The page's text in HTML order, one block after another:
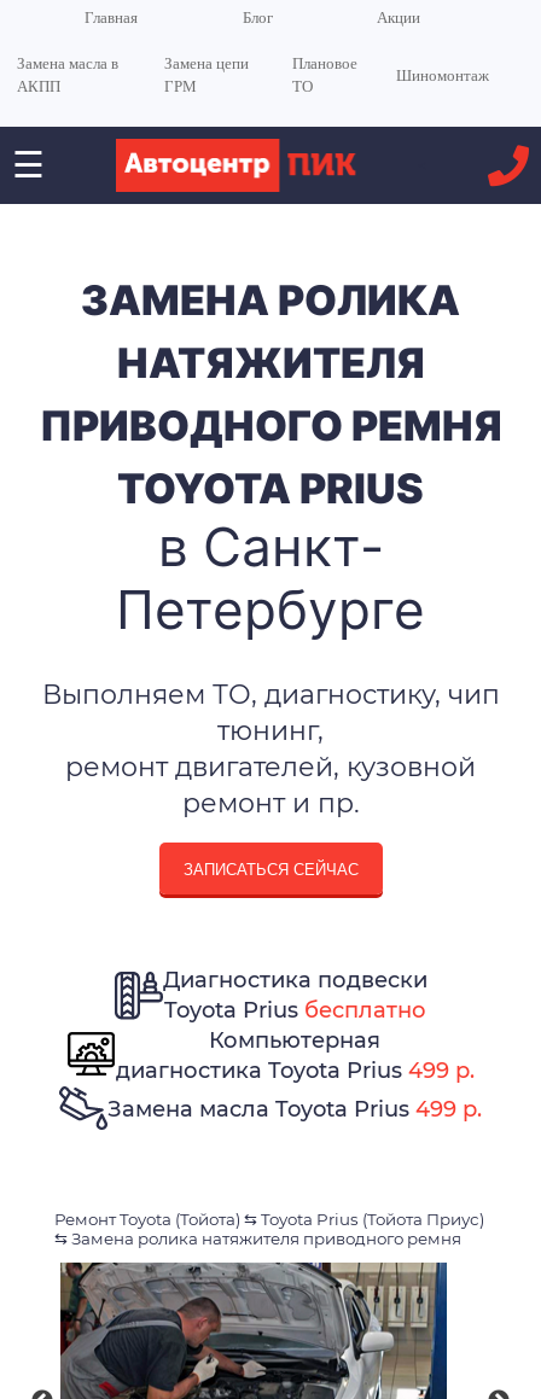
Главная Блог Акции
Замена масла в
АКПП
Замена цепи
ГРМ
Плановое
ТО
Шиномонтаж
☰
ЗАМЕНА РОЛИКА
НАТЯЖИТЕЛЯ
ПРИВОДНОГО РЕМНЯ
TOYOTA PRIUS
в Санкт-
Петербурге
Выполняем ТО, диагностику, чип
тюнинг,
ремонт двигателей, кузовной
ремонт и пр.
ЗАПИСАТЬСЯ СЕЙЧАС
Диагностика подвески
Toyota Prius бесплатно
Компьютерная
диагностика Toyota Prius 499 р.
Замена масла Toyota Prius 499 р.
Ремонт Toyota (Тойота) ⇆Toyota Prius (Тойота Приус)
⇆Замена ролика натяжителя приводного ремня